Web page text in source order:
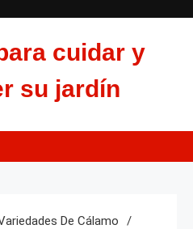
cuidar y
su jardín
De Cálamo